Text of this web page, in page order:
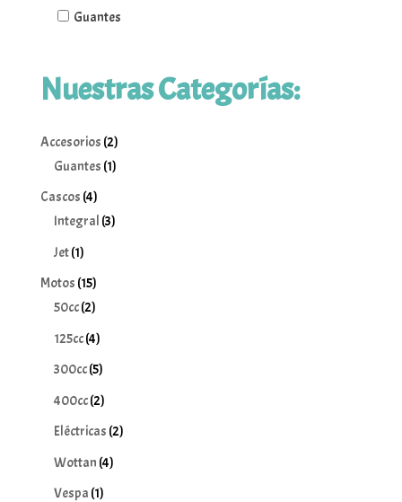
Guantes
Nuestras Categorías:
Accesorios 22
productos
Guantes 11
Cascos 44
productos
Integral 33
Jet 11
producto
Motos 1515
productos
50cc 22
productos
125cc 44
productos
300cc 55
productos
400cc 22
productos
Eléctricas 22
Wottan 44
Vespa 11